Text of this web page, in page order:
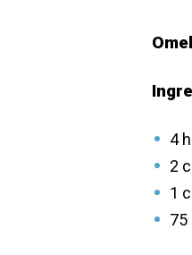
4
2
1
75